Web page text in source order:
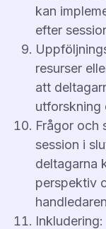
kan
efter
resurser
att
utforskning
Frågor och
session i
deltagarna
perspektiv